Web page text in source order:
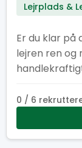
Lejrplads &
Er du klar på
lejren ren og
Spejertorvet
bange for at tage fat
0 / 6